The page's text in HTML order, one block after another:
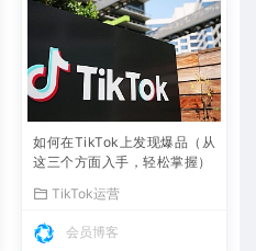
如何在TikTok上发现爆品（从
这三个方面入手，轻松掌握）
TikTok运营
会员博客